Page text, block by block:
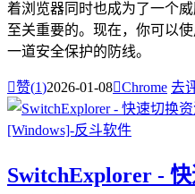
着浏览器同时也成为了一个
至关重要的。现在，你可以
一道安全保护的防线。
赞(1)2026-01-08Chrome 去
SwitchExplorer -